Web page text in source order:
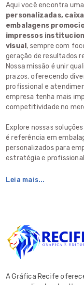
Aqui você encontra
personalizadas,
embalagens
impressos
visual , sempre com
geração de resultados
Nossa missão é unir
prazos, oferecendo
profissional e
empresa tenha mais
competitividade no
Explore nossas
é referência em
personalizados para
estratégia e
Leia mais...
A Gráfica Recife